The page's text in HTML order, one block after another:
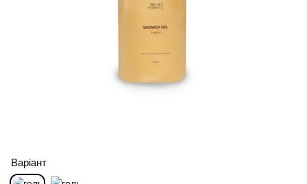
Варіант